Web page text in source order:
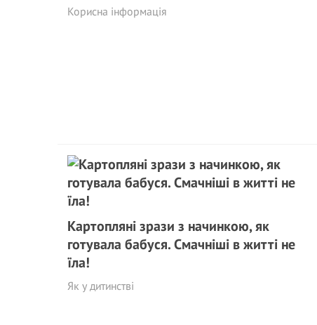
Корисна інформація
Картопляні зрази з начинкою, як
готувала бабуся. Смачніші в житті не
їла!
Як у дитинстві